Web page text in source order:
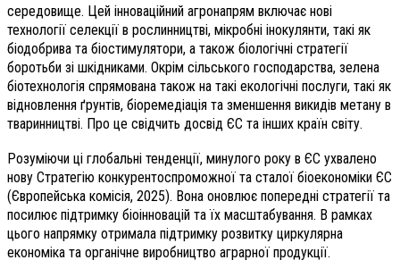
середовище. Цей інноваційний агронапрям включає нові
технології селекції в рослинництві, мікробні інокулянти, такі як
біодобрива та біостимулятори, а також біологічні стратегії
боротьби зі шкідниками. Окрім сільського господарства, зелена
біотехнологія спрямована також на такі екологічні послуги, такі як
відновлення ґрунтів, біоремедіація та зменшення викидів метану в
тваринництві. Про це свідчить досвід ЄС та інших країн світу.
Розуміючи ці глобальні тенденції, минулого року в ЄС ухвалено
нову Стратегію конкурентоспроможної та сталої біоекономіки ЄС
(Європейська комісія, 2025). Вона оновлює попередні стратегії та
посилює підтримку біоінновацій та їх масштабування. В рамках
цього напрямку отримала підтримку розвитку циркулярна
економіка та органічне виробництво аграрної продукції.